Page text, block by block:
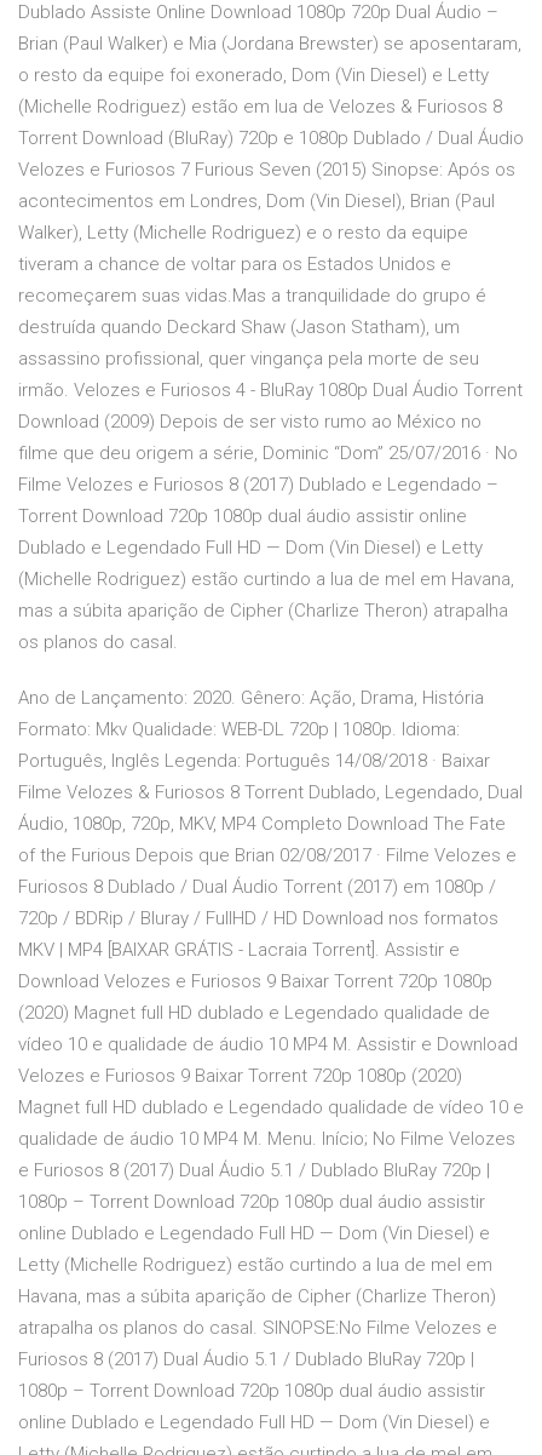
Dublado Assiste Online Download 1080p 720p Dual Áudio –
Brian (Paul Walker) e Mia (Jordana Brewster) se aposentaram,
o resto da equipe foi exonerado, Dom (Vin Diesel) e Letty
(Michelle Rodriguez) estão em lua de Velozes & Furiosos 8
Torrent Download (BluRay) 720p e 1080p Dublado / Dual Áudio
Velozes e Furiosos 7 Furious Seven (2015) Sinopse: Após os
acontecimentos em Londres, Dom (Vin Diesel), Brian (Paul
Walker), Letty (Michelle Rodriguez) e o resto da equipe
tiveram a chance de voltar para os Estados Unidos e
recomeçarem suas vidas.Mas a tranquilidade do grupo é
destruída quando Deckard Shaw (Jason Statham), um
assassino profissional, quer vingança pela morte de seu
irmão. Velozes e Furiosos 4 - BluRay 1080p Dual Áudio Torrent
Download (2009) Depois de ser visto rumo ao México no
filme que deu origem a série, Dominic “Dom” 25/07/2016 · No
Filme Velozes e Furiosos 8 (2017) Dublado e Legendado –
Torrent Download 720p 1080p dual áudio assistir online
Dublado e Legendado Full HD — Dom (Vin Diesel) e Letty
(Michelle Rodriguez) estão curtindo a lua de mel em Havana,
mas a súbita aparição de Cipher (Charlize Theron) atrapalha
os planos do casal.
Ano de Lançamento: 2020. Gênero: Ação, Drama, História
Formato: Mkv Qualidade: WEB-DL 720p | 1080p. Idioma:
Português, Inglês Legenda: Português 14/08/2018 · Baixar
Filme Velozes & Furiosos 8 Torrent Dublado, Legendado, Dual
Áudio, 1080p, 720p, MKV, MP4 Completo Download The Fate
of the Furious Depois que Brian 02/08/2017 · Filme Velozes e
Furiosos 8 Dublado / Dual Áudio Torrent (2017) em 1080p /
720p / BDRip / Bluray / FullHD / HD Download nos formatos
MKV | MP4 [BAIXAR GRÁTIS - Lacraia Torrent]. Assistir e
Download Velozes e Furiosos 9 Baixar Torrent 720p 1080p
(2020) Magnet full HD dublado e Legendado qualidade de
vídeo 10 e qualidade de áudio 10 MP4 M. Assistir e Download
Velozes e Furiosos 9 Baixar Torrent 720p 1080p (2020)
Magnet full HD dublado e Legendado qualidade de vídeo 10 e
qualidade de áudio 10 MP4 M. Menu. Início; No Filme Velozes
e Furiosos 8 (2017) Dual Áudio 5.1 / Dublado BluRay 720p |
1080p – Torrent Download 720p 1080p dual áudio assistir
online Dublado e Legendado Full HD — Dom (Vin Diesel) e
Letty (Michelle Rodriguez) estão curtindo a lua de mel em
Havana, mas a súbita aparição de Cipher (Charlize Theron)
atrapalha os planos do casal. SINOPSE:No Filme Velozes e
Furiosos 8 (2017) Dual Áudio 5.1 / Dublado BluRay 720p |
1080p – Torrent Download 720p 1080p dual áudio assistir
online Dublado e Legendado Full HD — Dom (Vin Diesel) e